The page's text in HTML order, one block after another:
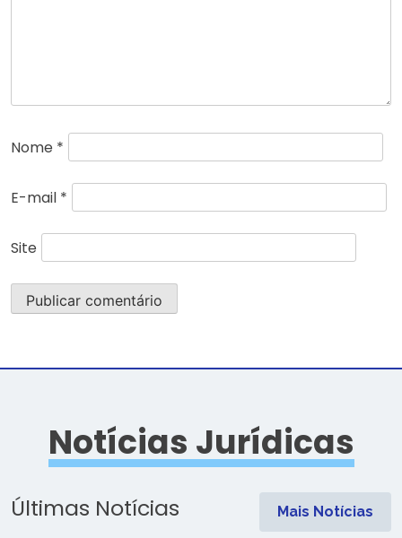
Nome *
E-mail *
Site
Notícias Jurídicas
Últimas Notícias Mais Notícias